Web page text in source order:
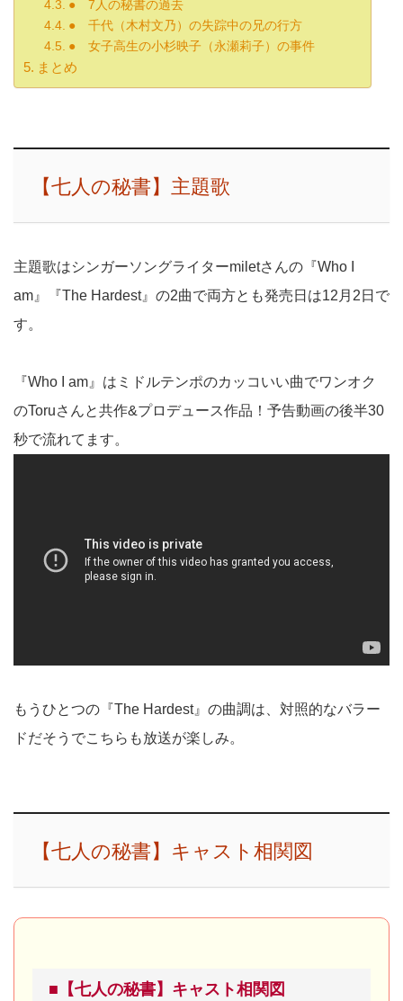
● 7人の秘書の過去
● 千代（木村文乃）の失踪中の兄の行方
● 女子高生の小杉映子（永瀬莉子）の事件
まとめ
【七人の秘書】主題歌
主題歌はシンガーソングライターmiletさんの『Who I
am』『The Hardest』の2曲で両方とも発売日は12月2日で
す。
『Who I am』はミドルテンポのカッコいい曲でワンオク
のToruさんと共作&プロデュース作品！予告動画の後半30
秒で流れてます。
もうひとつの『The Hardest』の曲調は、対照的なバラー
ドだそうでこちらも放送が楽しみ。
【七人の秘書】キャスト相関図
■【七人の秘書】キャスト相関図